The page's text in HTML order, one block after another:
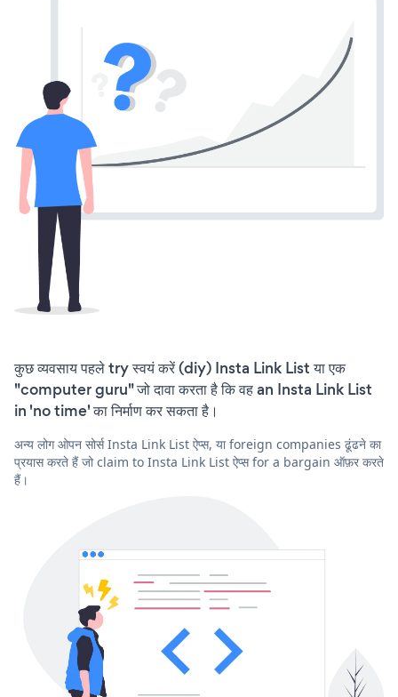
कुछ व्यवसाय पहले try स्वयं करें (diy) Insta Link List या एक
"computer guru" जो दावा करता है कि वह an Insta Link List
in 'no time' का निर्माण कर सकता है।
अन्य लोग ओपन सोर्स Insta Link List ऐप्स, या foreign companies ढूंढने का
प्रयास करते हैं जो claim to Insta Link List ऐप्स for a bargain ऑफ़र करते
हैं।